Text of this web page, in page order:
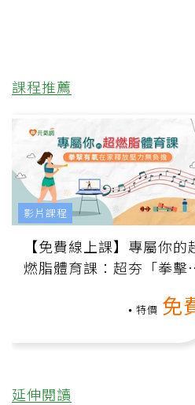
課程推薦
【免費線上課】專屬你的
燃脂體育課：超夯「拳擊
特價 免
影片課程
延伸閱讀